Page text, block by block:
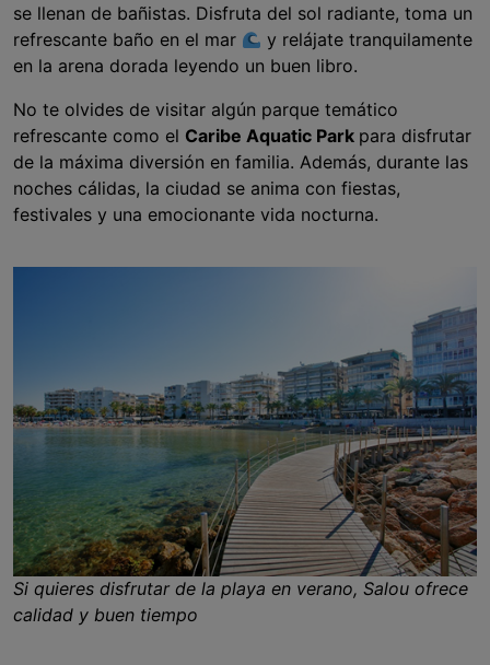
se llenan de bañistas. Disfruta del sol radiante, toma un
refrescante baño en el mar
y relájate tranquilamente
en la arena dorada leyendo un buen libro.
No te olvides de visitar algún parque temático
refrescante como el Caribe Aquatic Park para disfrutar
de la máxima diversión en familia. Además, durante las
noches cálidas, la ciudad se anima con fiestas,
festivales y una emocionante vida nocturna.
Si quieres disfrutar de la playa en verano, Salou ofrece
calidad y buen tiempo